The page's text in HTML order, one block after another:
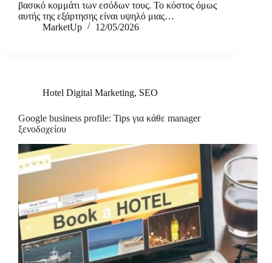
βασικό κομμάτι των εσόδων τους. Το κόστος όμως
αυτής της εξάρτησης είναι υψηλό μιας…
MarketUp
12/05/2026
Hotel Digital Marketing, SEO
Google business profile: Tips για κάθε manager
ξενοδοχείου